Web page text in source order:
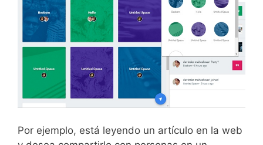
Por ejemplo, está leyendo un artículo en la web